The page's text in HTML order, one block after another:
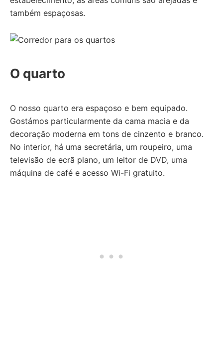
também espaçosas.
O quarto
O nosso quarto era espaçoso e bem equipado.
Gostámos particularmente da cama macia e da
decoração moderna em tons de cinzento e branco.
No interior, há uma secretária, um roupeiro, uma
televisão de ecrã plano, um leitor de DVD, uma
máquina de café e acesso Wi-Fi gratuito.